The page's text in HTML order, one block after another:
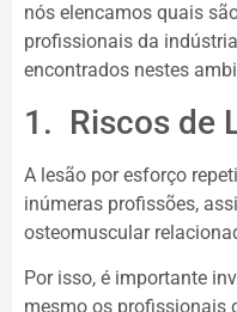
nós elencamos quais
profissionais da
encontrados nestes
1. Riscos de
A lesão por esforço
inúmeras profissões,
osteomuscular
Por isso, é importante
mesmo os profissionais